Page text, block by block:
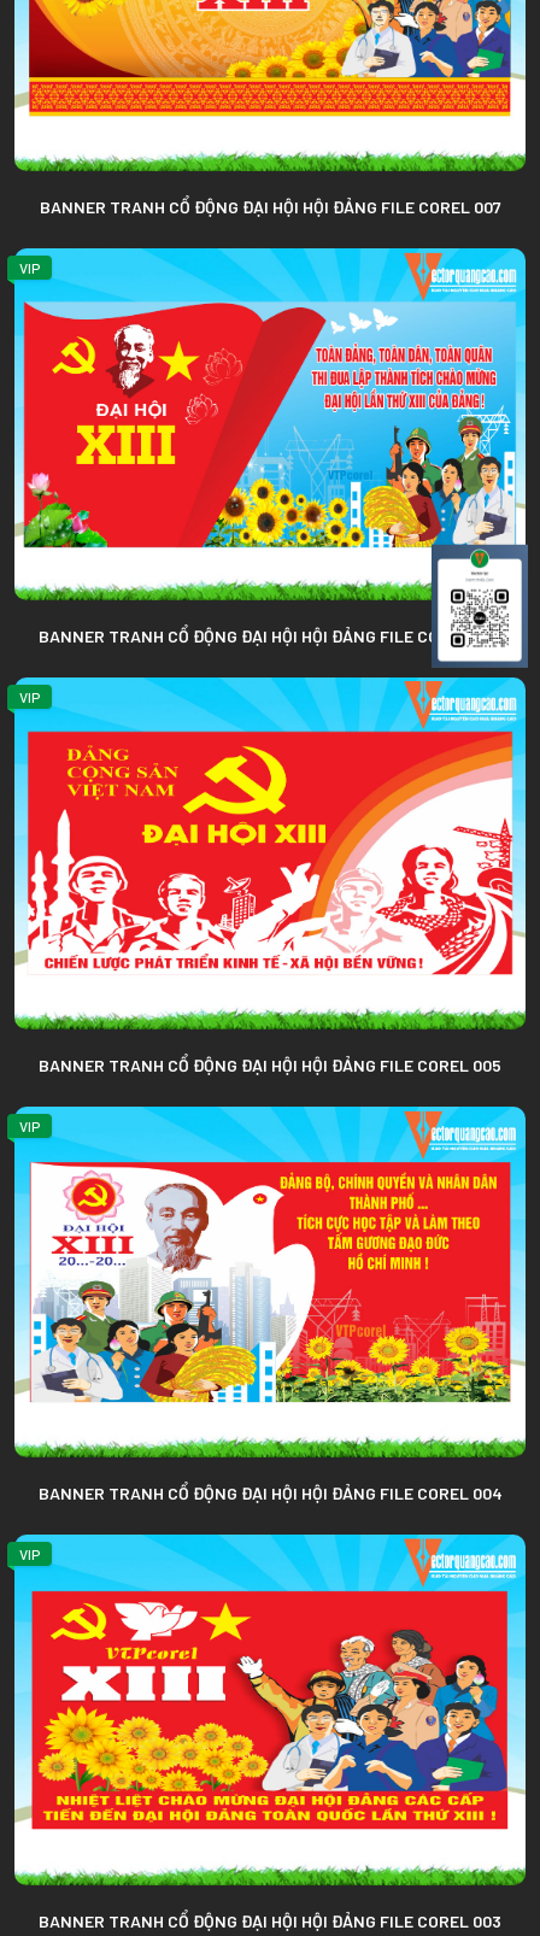
BANNER TRANH CỔ ĐỘNG ĐẠI HỘI HỘI ĐẢNG FILE COREL 007
VIP
BANNER TRANH CỔ ĐỘNG ĐẠI HỘI HỘI ĐẢNG FILE COREL 006
VIP
BANNER TRANH CỔ ĐỘNG ĐẠI HỘI HỘI ĐẢNG FILE COREL 005
VIP
BANNER TRANH CỔ ĐỘNG ĐẠI HỘI HỘI ĐẢNG FILE COREL 004
VIP
BANNER TRANH CỔ ĐỘNG ĐẠI HỘI HỘI ĐẢNG FILE COREL 003